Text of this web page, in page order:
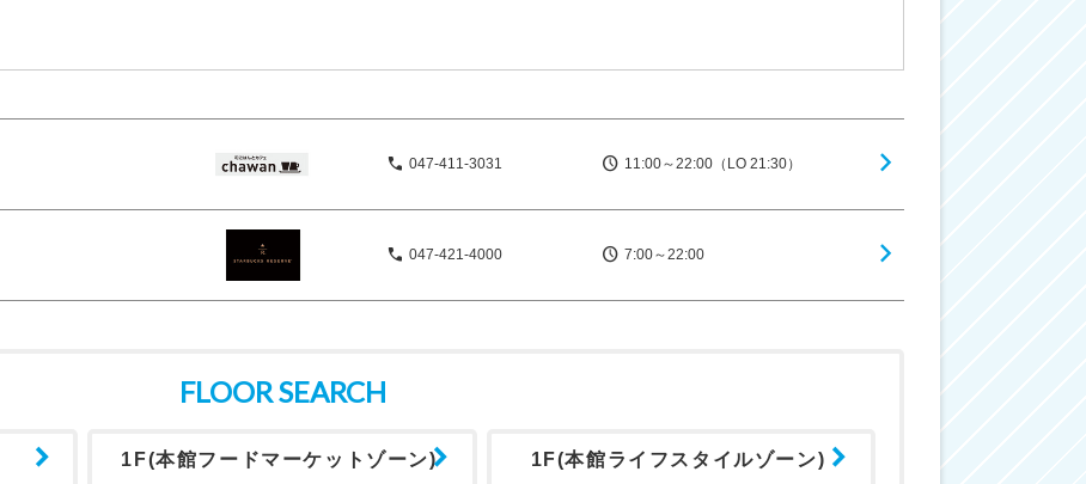
047-411-3031 11:00～22:00（LO 21:30）
047-421-4000 7:00～22:00
FLOOR SEARCH
1F(本館フードマーケットゾーン) 1F(本館ライフスタイルゾーン)